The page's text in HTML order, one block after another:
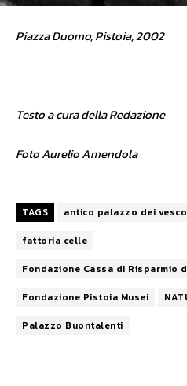
Piazza Duomo, Pistoia, 2002
Testo a cura della Redazione
Foto Aurelio Amendola
TAGS antico palazzo dei
fattoria celle
Fondazione Cassa di Risparmio
Fondazione Pistoia Musei
Palazzo Buontalenti